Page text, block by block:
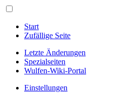
Start
Zufällige Seite
Letzte Änderungen
Spezialseiten
Wulfen-Wiki-Portal
Einstellungen